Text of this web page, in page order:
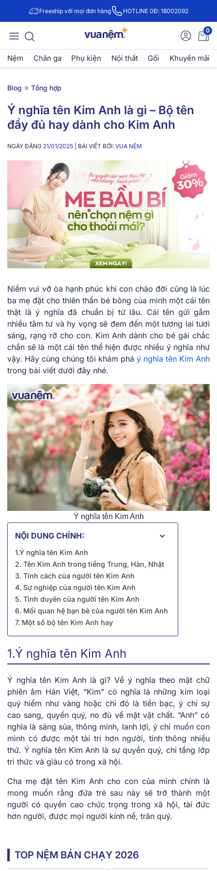
Freeship với mọi đơn hàng HOTLINE 0Đ: 18002092
0
Nệm Chăn ga Phụ kiện Nội thất Gối Khuyến mãi
Blog » Tổng hợp
Ý nghĩa tên Kim Anh là gì – Bộ tên
đầy đủ hay dành cho Kim Anh
NGÀY ĐĂNG 21/01/2025 | BÀI VIẾT BỞI: VUA NỆM
Niềm vui vỡ òa hạnh phúc khi con chào đời cũng là lúc
ba mẹ đặt cho thiên thần bé bỏng của mình một cái tên
thật là ý nghĩa đã chuẩn bị từ lâu. Cái tên gửi gắm
nhiều tâm tư và hy vọng sẽ đem đến một tương lai tươi
sáng, rạng rỡ cho con. Kim Anh dành cho bé gái chắc
chắn sẽ là một cái tên thể hiện được nhiều ý nghĩa như
vậy. Hãy cùng chúng tôi khám phá ý nghĩa tên Kim Anh
trong bài viết dưới đây nhé.
Ý nghĩa tên Kim Anh
NỘI DUNG CHÍNH:
1.Ý nghĩa tên Kim Anh
2. Tên Kim Anh trong tiếng Trung, Hàn, Nhật
3. Tính cách của người tên Kim Anh
4. Sự nghiệp của người tên Kim Anh
5. Tình duyên của người tên Kim Anh
6. Mối quan hệ bạn bè của người tên Kim Anh
7. Một số bộ tên Kim Anh hay
1.Ý nghĩa tên Kim Anh
Ý nghĩa tên Kim Anh là gì? Về ý nghĩa theo mặt chữ
phiên âm Hán Việt, “Kim” có nghĩa là những kim loại
quý hiếm như vàng hoặc chỉ đó là tiền bạc, ý chỉ sự
cao sang, quyền quý, no đủ về mặt vật chất. “Anh” có
nghĩa là sáng sủa, thông minh, lanh lợi, ý chỉ muốn con
mình có được một tài trí hơn người, tinh thông nhiều
thứ. Ý nghĩa tên Kim Anh là sự quyền quý, chỉ tầng lớp
tri thức và giàu có trong xã hội.
Cha mẹ đặt tên Kim Anh cho con của mình chính là
mong muốn rằng đứa trẻ sau này sẽ trở thành một
người có quyền cao chức trọng trong xã hội, tài đức
hơn người, được mọi người kính nể, trân quý.
TOP NỆM BÁN CHẠY 2026